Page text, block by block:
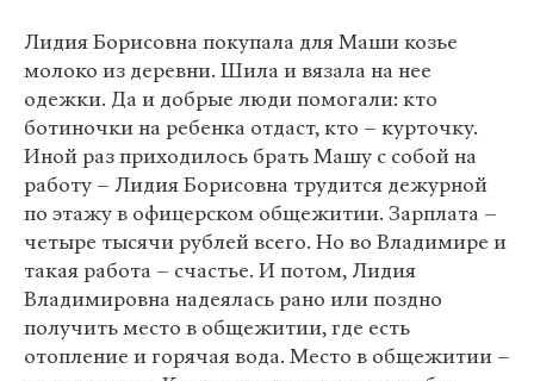
Лидия Борисовна покупала для Маши козье
молоко из деревни. Шила и вязала на нее
одежки. Да и добрые люди помогали: кто
ботиночки на ребенка отдаст, кто – курточку.
Иной раз приходилось брать Машу с собой на
работу – Лидия Борисовна трудится дежурной
по этажу в офицерском общежитии. Зарплата –
четыре тысячи рублей всего. Но во Владимире и
такая работа – счастье. И потом, Лидия
Владимировна надеялась рано или поздно
получить место в общежитии, где есть
отопление и горячая вода. Место в общежитии –